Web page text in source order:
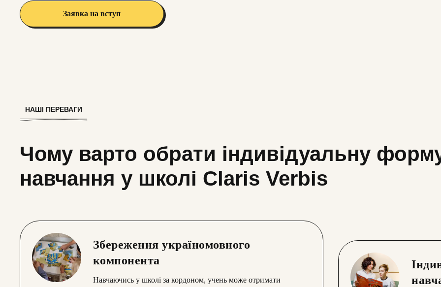
Заявка на вступ
НАШІ ПЕРЕВАГИ
Чому варто обрати індивідуальну
навчання у школі Claris Verbis
Збереження україномовного
компонента
Навчаючись у школі за кордоном, учень може отримати